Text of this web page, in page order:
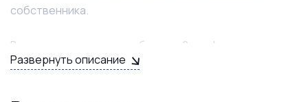
собственника.
В магазине посменно работают 2 профессиональных
продавца-оптометриста которые умеют подбирать
Развернуть описание